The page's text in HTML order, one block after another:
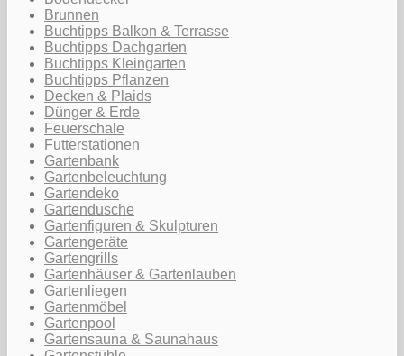
Brunnen
Buchtipps Balkon & Terrasse
Buchtipps Dachgarten
Buchtipps Kleingarten
Buchtipps Pflanzen
Decken & Plaids
Dünger & Erde
Feuerschale
Futterstationen
Gartenbank
Gartenbeleuchtung
Gartendeko
Gartendusche
Gartenfiguren & Skulpturen
Gartengeräte
Gartengrills
Gartenhäuser & Gartenlauben
Gartenliegen
Gartenmöbel
Gartenpool
Gartensauna & Saunahaus